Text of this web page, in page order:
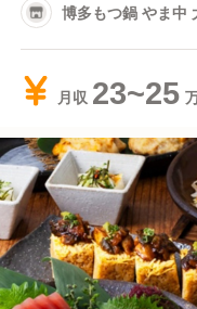
博多もつ鍋 やま中
月収 23~25